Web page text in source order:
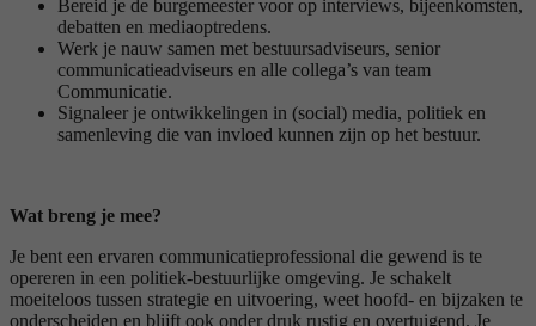
Bereid je de burgemeester voor op interviews, bijeenkomsten,
debatten en mediaoptredens.
Werk je nauw samen met bestuursadviseurs, senior
communicatieadviseurs en alle collega’s van team
Communicatie.
Signaleer je ontwikkelingen in (social) media, politiek en
samenleving die van invloed kunnen zijn op het bestuur.
Wat breng je mee?
Je bent een ervaren communicatieprofessional die gewend is te
opereren in een politiek-bestuurlijke omgeving. Je schakelt
moeiteloos tussen strategie en uitvoering, weet hoofd- en bijzaken te
onderscheiden en blijft ook onder druk rustig en overtuigend. Je